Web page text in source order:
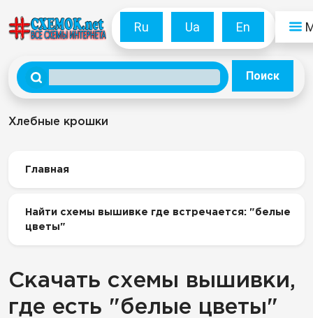
Ru Ua En
Поиск
Хлебные крошки
Главная
Найти схемы вышивке где встречается: "белые
цветы"
Скачать схемы вышивки,
где есть "белые цветы"